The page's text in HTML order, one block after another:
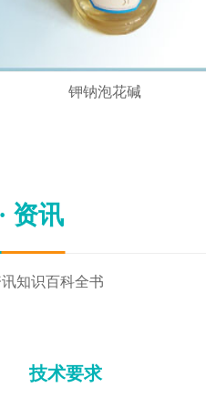
钾钠泡花碱
· 资讯
知识百科全书
技术要求